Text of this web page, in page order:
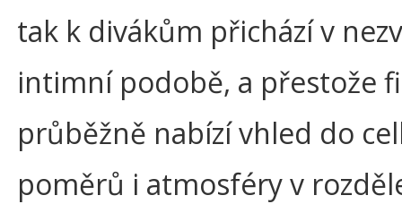
tak k divákům přichází v
intimní podobě, a přestože
průběžně nabízí vhled do
poměrů i atmosféry v